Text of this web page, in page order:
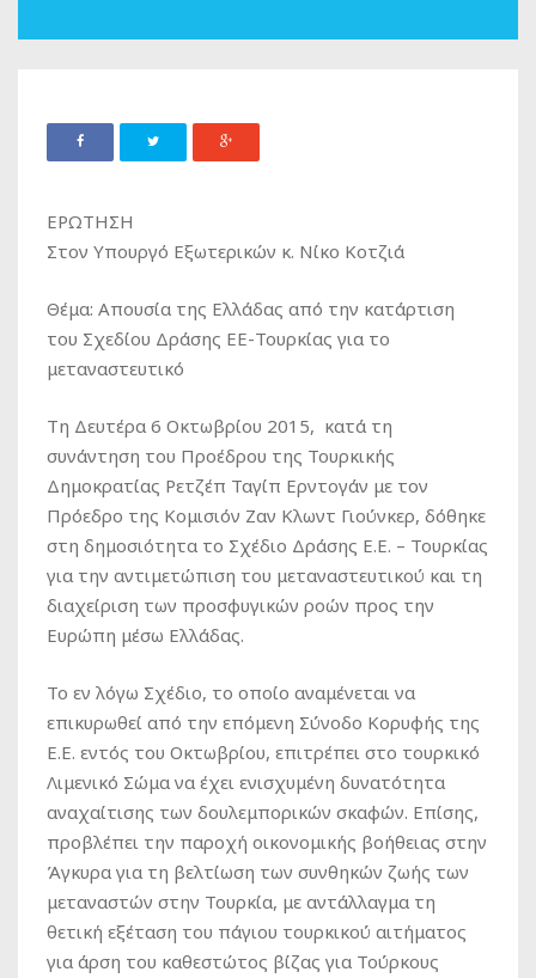
ΕΡΩΤΗΣΗ
Στον Υπουργό Εξωτερικών κ. Νίκο Κοτζιά
Θέμα: Απουσία της Ελλάδας από την κατάρτιση
του Σχεδίου Δράσης ΕΕ-Τουρκίας για το
μεταναστευτικό
Τη Δευτέρα 6 Οκτωβρίου 2015, κατά τη
συνάντηση του Προέδρου της Τουρκικής
Δημοκρατίας Ρετζέπ Ταγίπ Ερντογάν με τον
Πρόεδρο της Κομισιόν Ζαν Κλωντ Γιούνκερ, δόθηκε
στη δημοσιότητα το Σχέδιο Δράσης Ε.Ε. – Τουρκίας
για την αντιμετώπιση του μεταναστευτικού και τη
διαχείριση των προσφυγικών ροών προς την
Ευρώπη μέσω Ελλάδας.
Το εν λόγω Σχέδιο, το οποίο αναμένεται να
επικυρωθεί από την επόμενη Σύνοδο Κορυφής της
Ε.Ε. εντός του Οκτωβρίου, επιτρέπει στο τουρκικό
Λιμενικό Σώμα να έχει ενισχυμένη δυνατότητα
αναχαίτισης των δουλεμπορικών σκαφών. Επίσης,
προβλέπει την παροχή οικονομικής βοήθειας στην
Άγκυρα για τη βελτίωση των συνθηκών ζωής των
μεταναστών στην Τουρκία, με αντάλλαγμα τη
θετική εξέταση του πάγιου τουρκικού αιτήματος
για άρση του καθεστώτος βίζας για Τούρκους